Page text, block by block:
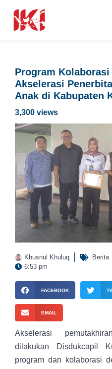
Program Kolaborasi
Akselerasi
Anak di Kabupaten
3,300 views
Khusnul Khuluq Berita
6:53 pm
FACEBOOK
EMAIL
Akselerasi
dilakukan Disdukcapil
program dan kolaborasi